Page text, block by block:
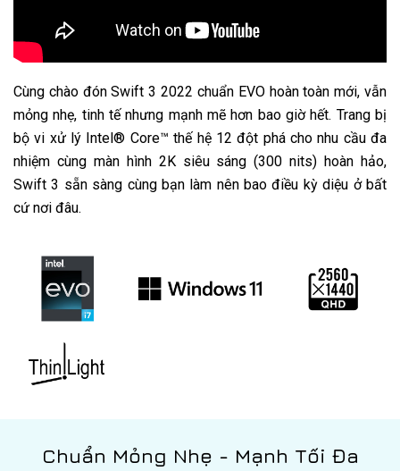
Cùng chào đón Swift 3 2022 chuẩn EVO hoàn toàn mới, vẫn
mỏng nhẹ, tinh tế nhưng mạnh mẽ hơn bao giờ hết. Trang bị
bộ vi xử lý Intel® Core™ thế hệ 12 đột phá cho nhu cầu đa
nhiệm cùng màn hình 2K siêu sáng (300 nits) hoàn hảo,
Swift 3 sẵn sàng cùng bạn làm nên bao điều kỳ diệu ở bất
cứ nơi đâu.
Chuẩn Mỏng Nhẹ - Mạnh Tối Đa